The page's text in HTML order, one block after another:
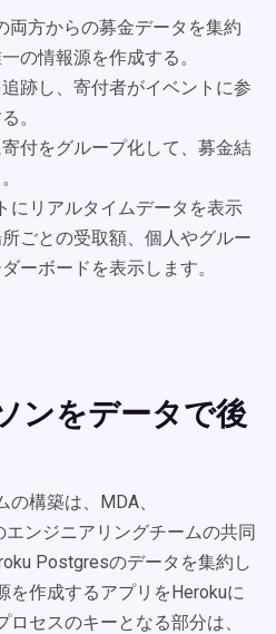
両方からの募金データを集約
の情報源を作成する。
跡し、寄付者がイベントに参
。
付をグループ化して、募金結
にリアルタイムデータを表示
ごとの受取額、個人やグルー
ーボードを表示します。
ンをデータで後
構築は、MDA、
ンジニアリングチームの共同
Postgresのデータを集約し
を作成するアプリをHerokuに
セスのキーとなる部分は、